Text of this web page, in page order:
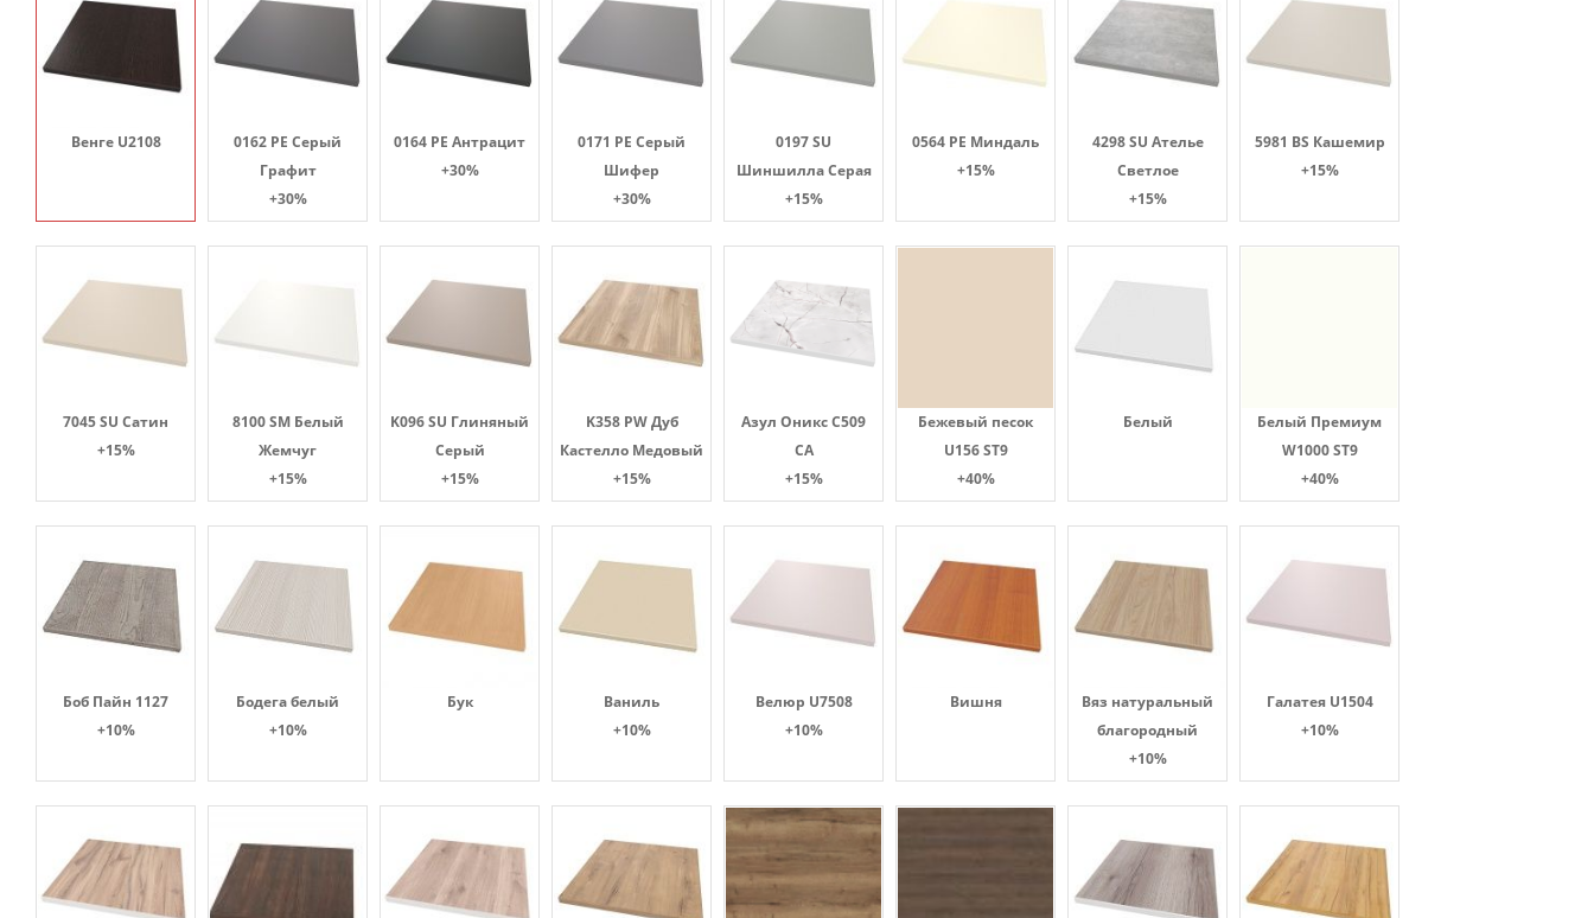
Венге U2108
0162 PE Серый
Графит
+30%
0164 PE Антрацит
+30%
0171 PE Серый
Шифер
+30%
0197 SU
Шиншилла Серая
+15%
0564 PE Миндаль
+15%
4298 SU Ателье
Светлое
+15%
5981 BS Кашемир
+15%
7045 SU Сатин
+15%
8100 SM Белый
Жемчуг
+15%
K096 SU Глиняный
Серый
+15%
K358 PW Дуб
Кастелло Медовый
+15%
Азул Оникс С509
СА
+15%
Бежевый песок
U156 ST9
+40%
Белый
Белый Премиум
W1000 ST9
+40%
Боб Пайн 1127
+10%
Бодега белый
+10%
Бук
Ваниль
+10%
Велюр U7508
+10%
Вишня
Вяз натуральный
благородный
+10%
Галатея U1504
+10%